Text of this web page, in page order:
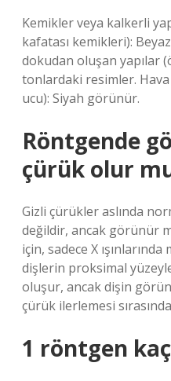
Kemikler veya kalkerli
kafatası kemikleri):
dokudan oluşan yapılar
tonlardaki resimler.
ucu): Siyah görünür.
Röntgende
çürük olur
Gizli çürükler aslında
değildir, ancak görünür
için, sadece X
dişlerin proksimal
oluşur, ancak dişin
çürük ilerlemesi
1 röntgen